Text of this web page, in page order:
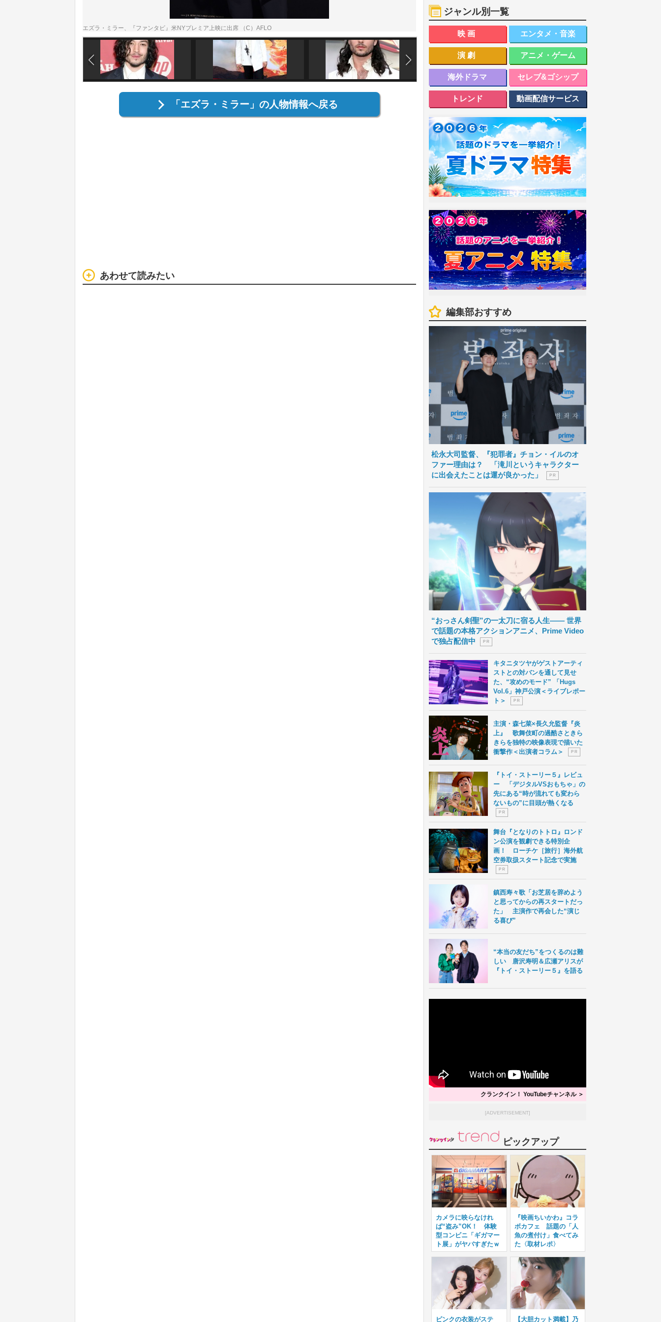
エズラ・ミラー、『ファンタビ』米NYプレミア上映に出席 （C）AFLO
「エズラ・ミラー」の人物情報へ戻る
あわせて読みたい
ジャンル別一覧
映画 エンタメ・音楽
演劇 アニメ・ゲーム
海外ドラマ セレブ&ゴシップ
トレンド 動画配信サービス
編集部おすすめ
松永大司監督、『犯罪者』チョン・イルのオ
ファー理由は？ 「滝川というキャラクター
に出会えたことは運が良かった」
P R
“おっさん剣聖”の一太刀に宿る人生―― 世界
で話題の本格アクションアニメ、Prime Video
で独占配信中
P R
キタニタツヤがゲストアーティ
ストとの対バンを通して見せ
た、“攻めのモード” 「Hugs
Vol.6」神戸公演＜ライブレポー
ト＞
P R
主演・森七菜×長久允監督『炎
上』 歌舞伎町の過酷さときら
きらを独特の映像表現で描いた
衝撃作＜出演者コラム＞
P R
『トイ・ストーリー５』レビュ
ー 「デジタルVSおもちゃ」の
先にある“時が流れても変わら
ないもの”に目頭が熱くなる
P R
舞台『となりのトトロ』ロンド
ン公演を観劇できる特別企
画！ ローチケ［旅行］海外航
空券取扱スタート記念で実施
P R
鎮西寿々歌「お芝居を辞めよう
と思ってからの再スタートだっ
た」 主演作で再会した“演じ
る喜び”
“本当の友だち”をつくるのは難
しい 唐沢寿明＆広瀬アリスが
『トイ・ストーリー５』を語る
クランクイン！ YouTubeチャンネル ＞
[ADVERTISEMENT]
ピックアップ
カメラに映らなけれ
ば“盗み”OK！ 体験
型コンビニ「ギガマー
ト展」がヤバすぎたｗ
『映画ちいかわ』コラ
ボカフェ 話題の「人
魚の煮付け」食べてみ
た〈取材レポ〉
ピンクの衣装がステ 【大胆カット満載】乃